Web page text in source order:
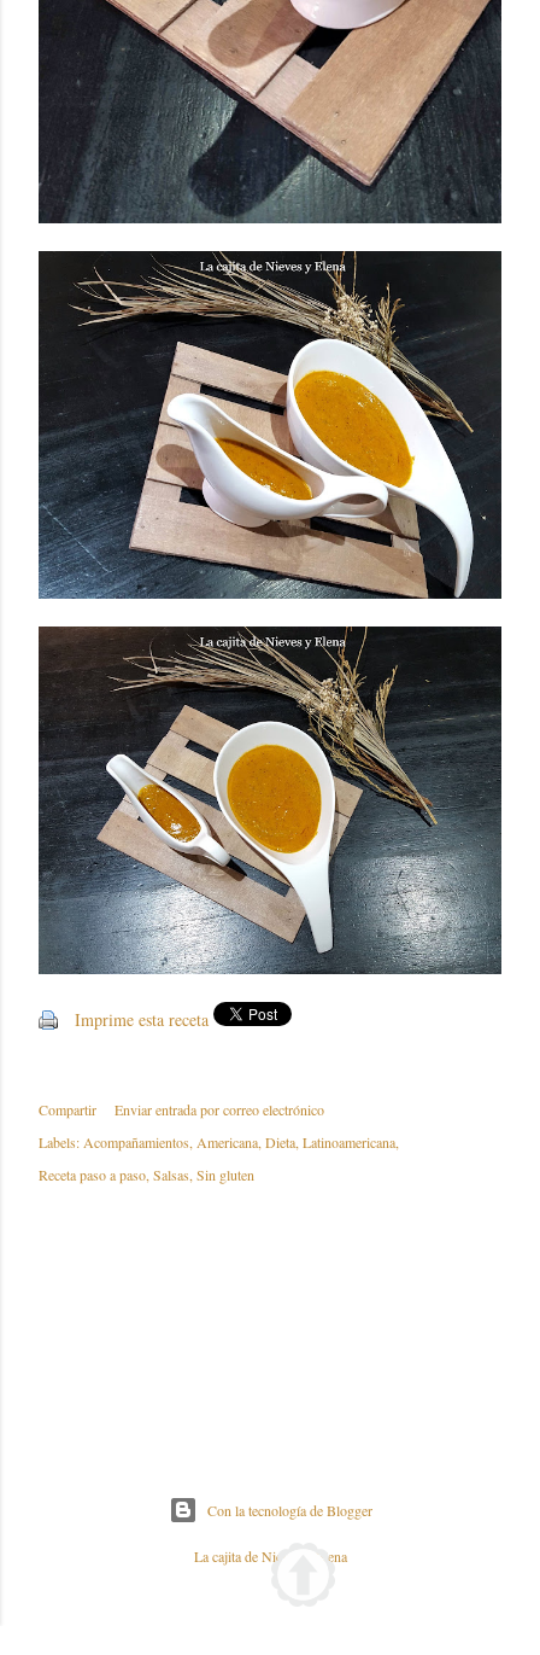
Imprime esta receta
Compartir
Enviar entrada por correo electrónico
Labels: Acompañamientos Americana Dieta Latinoamericana
Receta paso a paso Salsas Sin gluten
Con la tecnología de Blogger
La cajita de Nieves y Elena